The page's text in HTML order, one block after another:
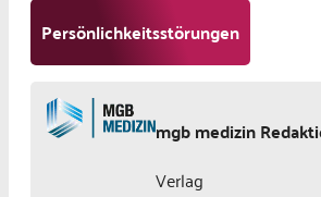
Persönlichkeitsstörungen
mgb medizin
Verlag